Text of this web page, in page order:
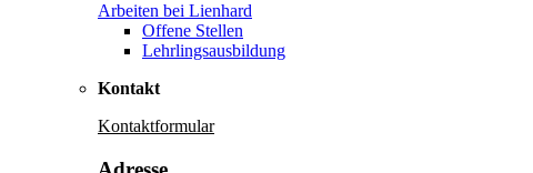
Arbeiten bei Lienhard
Offene Stellen
Lehrlingsausbildung
Kontakt
Kontaktformular